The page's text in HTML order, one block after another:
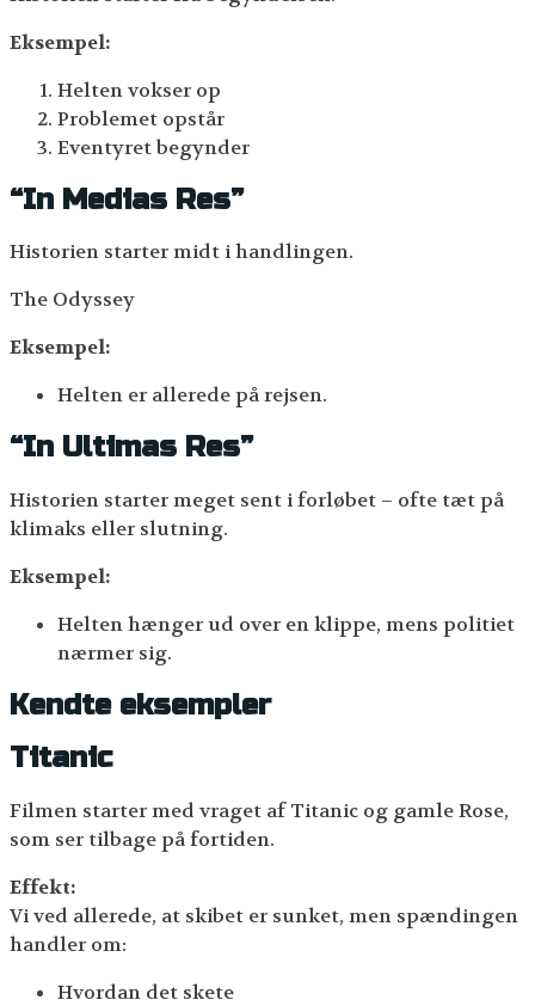
Eksempel:
Helten vokser op
Problemet opstår
Eventyret begynder
“In Medias Res”
Historien starter midt i handlingen.
The Odyssey
Eksempel:
Helten er allerede på rejsen.
“In Ultimas Res”
Historien starter meget sent i forløbet – ofte tæt på
klimaks eller slutning.
Eksempel:
Helten hænger ud over en klippe, mens politiet
nærmer sig.
Kendte eksempler
Titanic
Filmen starter med vraget af Titanic og gamle Rose,
som ser tilbage på fortiden.
Effekt:
Vi ved allerede, at skibet er sunket, men spændingen
handler om:
Hvordan det skete